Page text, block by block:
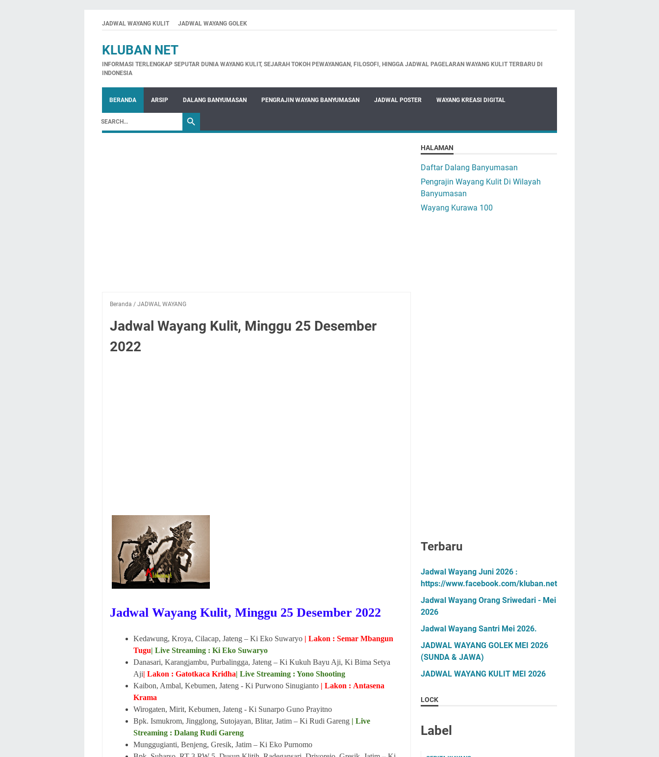
JADWAL WAYANG KULIT JADWAL WAYANG GOLEK
KLUBAN NET
INFORMASI TERLENGKAP SEPUTAR DUNIA WAYANG KULIT, SEJARAH TOKOH PEWAYANGAN, FILOSOFI, HINGGA JADWAL PAGELARAN WAYANG KULIT TERBARU DI
INDONESIA
BERANDA ARSIP DALANG BANYUMASAN PENGRAJIN WAYANG BANYUMASAN JADWAL POSTER WAYANG KREASI DIGITAL
Beranda / JADWAL WAYANG
Jadwal Wayang Kulit, Minggu 25 Desember
2022
Jadwal Wayang Kulit, Minggu 25 Desember 2022
Kedawung, Kroya, Cilacap, Jateng – Ki Eko Suwaryo | Lakon : Semar Mbangun
Tugu| Live Streaming : Ki Eko Suwaryo
Danasari, Karangjambu, Purbalingga, Jateng – Ki Kukuh Bayu Aji, Ki Bima Setya
Aji| Lakon : Gatotkaca Kridha| Live Streaming : Yono Shooting
Kaibon, Ambal, Kebumen, Jateng - Ki Purwono Sinugianto | Lakon : Antasena
Krama
Wirogaten, Mirit, Kebumen, Jateng - Ki Sunarpo Guno Prayitno
Bpk. Ismukrom, Jingglong, Sutojayan, Blitar, Jatim – Ki Rudi Gareng | Live
Streaming : Dalang Rudi Gareng
Munggugianti, Benjeng, Gresik, Jatim – Ki Eko Purnomo
HALAMAN
Daftar Dalang Banyumasan
Pengrajin Wayang Kulit Di Wilayah
Banyumasan
Wayang Kurawa 100
Terbaru
Jadwal Wayang Juni 2026 :
https://www.facebook.com/kluban.net
Jadwal Wayang Orang Sriwedari - Mei
2026
Jadwal Wayang Santri Mei 2026.
JADWAL WAYANG GOLEK MEI 2026
(SUNDA & JAWA)
JADWAL WAYANG KULIT MEI 2026
LOCK
Label